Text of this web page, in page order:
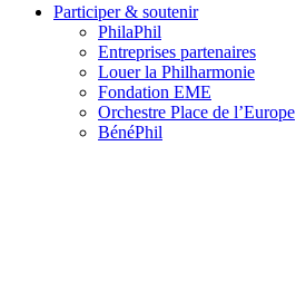
Participer & soutenir
PhilaPhil
Entreprises partenaires
Louer la Philharmonie
Fondation EME
Orchestre Place de l’Europe
BénéPhil